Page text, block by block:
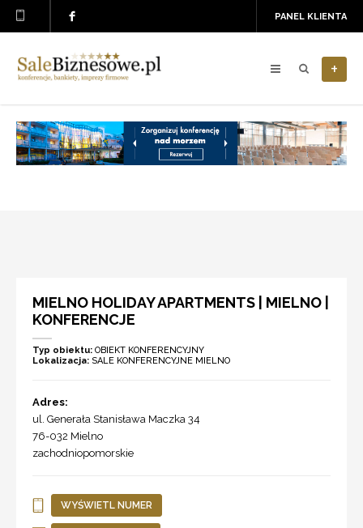
PANEL KLIENTA
+
MIELNO HOLIDAY APARTMENTS | MIELNO |
KONFERENCJE
Typ obiektu: OBIEKT KONFERENCYJNY
Lokalizacja: SALE KONFERENCYJNE MIELNO
Adres:
ul. Generała Stanisława Maczka 34
76-032 Mielno
zachodniopomorskie
WYŚWIETL NUMER